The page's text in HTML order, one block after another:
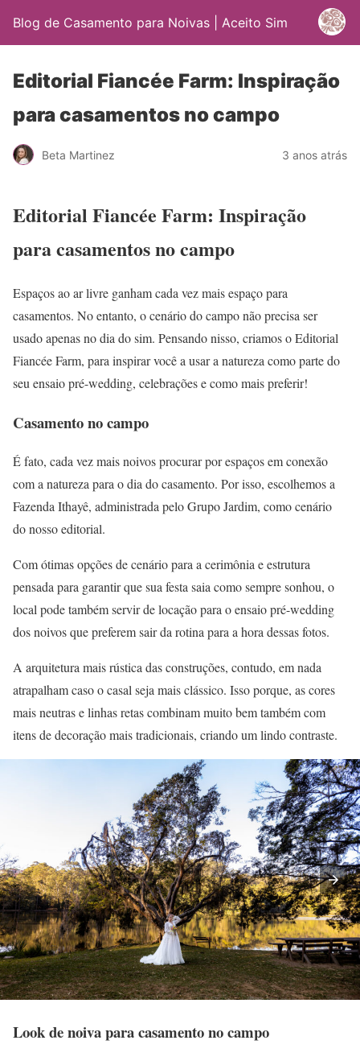
Blog de Casamento para Noivas | Aceito Sim
Editorial Fiancée Farm: Inspiração
para casamentos no campo
Beta Martinez 3 anos atrás
Editorial Fiancée Farm: Inspiração
para casamentos no campo
Espaços ao ar livre ganham cada vez mais espaço para
casamentos. No entanto, o cenário do campo não precisa ser
usado apenas no dia do sim. Pensando nisso, criamos o Editorial
Fiancée Farm, para inspirar você a usar a natureza como parte do
seu ensaio pré-wedding, celebrações e como mais preferir!
Casamento no campo
É fato, cada vez mais noivos procurar por espaços em conexão
com a natureza para o dia do casamento. Por isso, escolhemos a
Fazenda Ithayê, administrada pelo Grupo Jardim, como cenário
do nosso editorial.
Com ótimas opções de cenário para a cerimônia e estrutura
pensada para garantir que sua festa saia como sempre sonhou, o
local pode também servir de locação para o ensaio pré-wedding
dos noivos que preferem sair da rotina para a hora dessas fotos.
A arquitetura mais rústica das construções, contudo, em nada
atrapalham caso o casal seja mais clássico. Isso porque, as cores
mais neutras e linhas retas combinam muito bem também com
itens de decoração mais tradicionais, criando um lindo contraste.
Look de noiva para casamento no campo